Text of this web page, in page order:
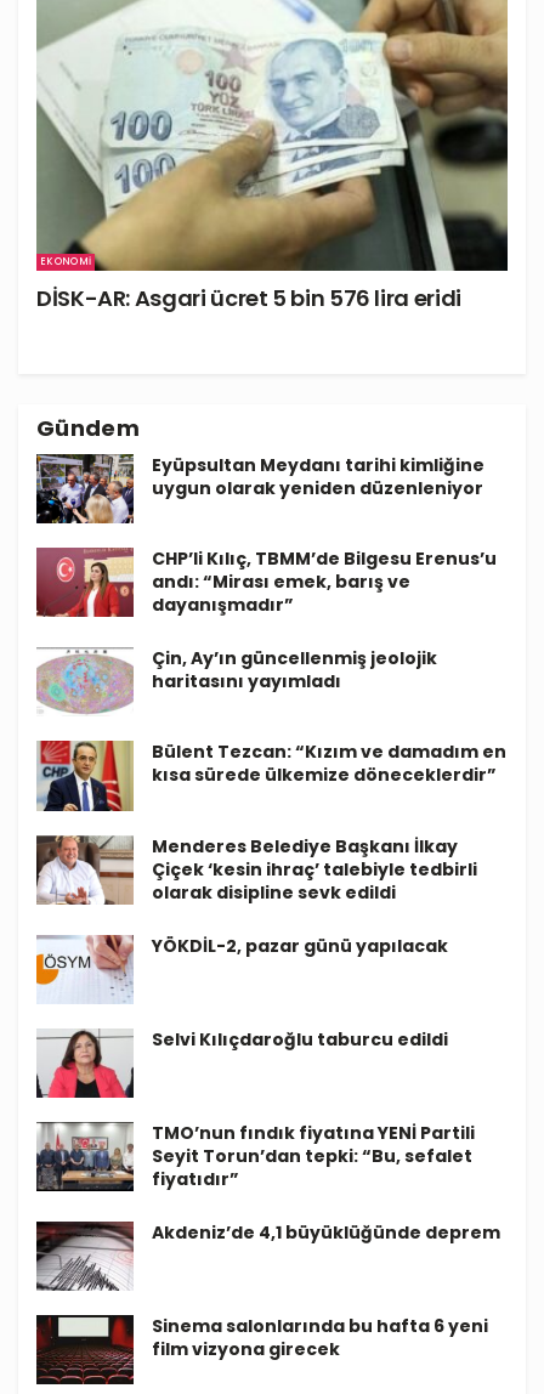
EKONOMI
DİSK-AR: Asgari ücret 5 bin 576 lira eridi
Gündem
Eyüpsultan Meydanı tarihi kimliğine
uygun olarak yeniden düzenleniyor
CHP’li Kılıç, TBMM’de Bilgesu Erenus’u
andı: “Mirası emek, barış ve
dayanışmadır”
Çin, Ay’ın güncellenmiş jeolojik
haritasını yayımladı
Bülent Tezcan: “Kızım ve damadım en
kısa sürede ülkemize döneceklerdir”
Menderes Belediye Başkanı İlkay
Çiçek ‘kesin ihraç’ talebiyle tedbirli
olarak disipline sevk edildi
YÖKDİL-2, pazar günü yapılacak
Selvi Kılıçdaroğlu taburcu edildi
TMO’nun fındık fiyatına YENİ Partili
Seyit Torun’dan tepki: “Bu, sefalet
fiyatıdır”
Akdeniz’de 4,1 büyüklüğünde deprem
Sinema salonlarında bu hafta 6 yeni
film vizyona girecek